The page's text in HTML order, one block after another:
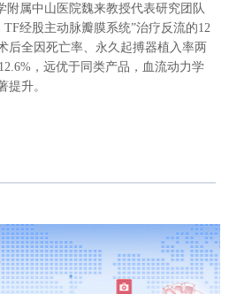
附属中山医院魏来教授代表研究团队
经股主动脉瓣膜系统”治疗反流的12
后全因死亡率、永久起搏器植入率两
，远优于同类产品，血流动力学
提升。